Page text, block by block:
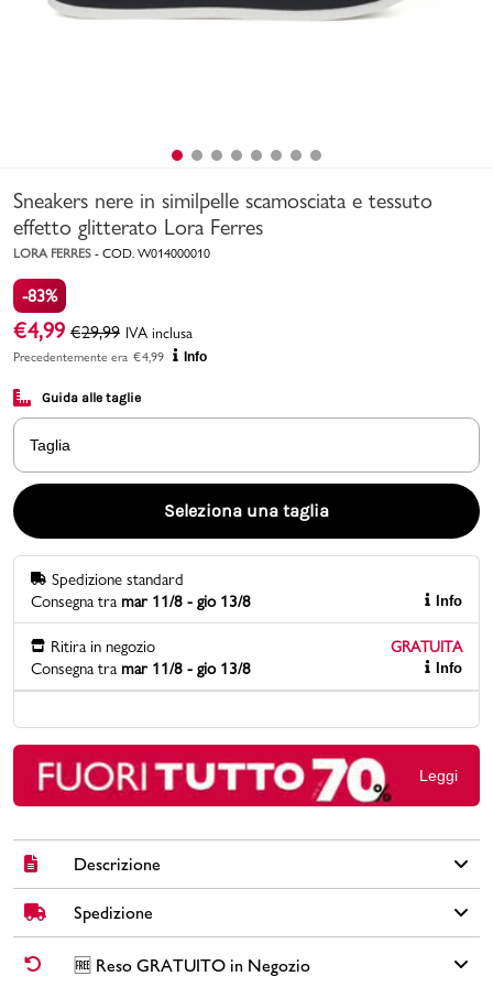
Uomo Bambino
Sport
Accedi | Registrati
Promo & News
negozi
contatti
pcard
Gift card
Sneakers nere in similpelle scamosciata e tessuto
effetto glitterato Lora Ferres
LORA FERRES - COD. W014000010
-83%
€4,99 €29,99 IVA inclusa
Precedentemente era €4,99 Info
Guida alle taglie
Taglia
Seleziona una taglia
Spedizione standard
Consegna tra mar 11/8 - gio 13/8 Info
Ritira in negozio
GRATUITA
Consegna tra mar 11/8 - gio 13/8 Info
Leggi
Descrizione
Sneakers Lora Ferres in similpelle scamosciata e tessuto effetto
glitterato colore nero con suola in gomma, fodera in similpelle
e tessuto, sottopiede in tessuto, zip laterale, dettaglio argento
sul tallone e lacci bianchi e argento.
Spedizione
✅ Spedizione Standard GRATUITA DA € 30➡️ Consegna in
🆓 Reso GRATUITO in Negozio